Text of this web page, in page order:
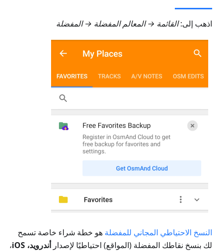
اذهب إلى:القائمة → المعالم المفضلة → المفضلة
النسخ الاحتياطي المجاني للمفضلة هو خطة شراء خاصة تسمح
لك بنسخ نقاطك المفضلة (المواقع) احتياطيًا لإصدارأندرويد، iOS
،